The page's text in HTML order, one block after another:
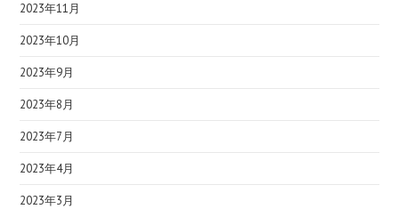
2023年11月
2023年10月
2023年9月
2023年8月
2023年7月
2023年4月
2023年3月